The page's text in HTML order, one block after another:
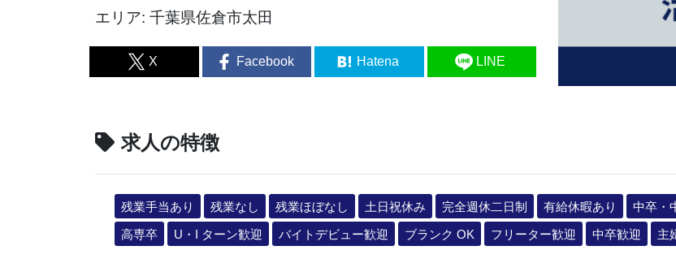
エリア: 千葉県佐倉市太田
X Facebook Hatena LINE
求人の特徴
残業手当あり 残業なし 残業ほぼなし 土日祝休み 完全週休二日制 有給休暇あり 中卒・
高専卒
U・I ターン歓迎 バイトデビュー歓迎 ブランク OK フリーター歓迎 中卒歓迎 主